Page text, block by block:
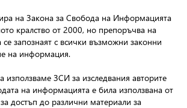
на Закона за Свобода на Информацията
кралство от 2000, но препоръчва на
се запознаят с всички възможни законни
на информация.
използваме ЗСИ за изследвания авторите
на информацията е била използвана от
достъп до различни материали за